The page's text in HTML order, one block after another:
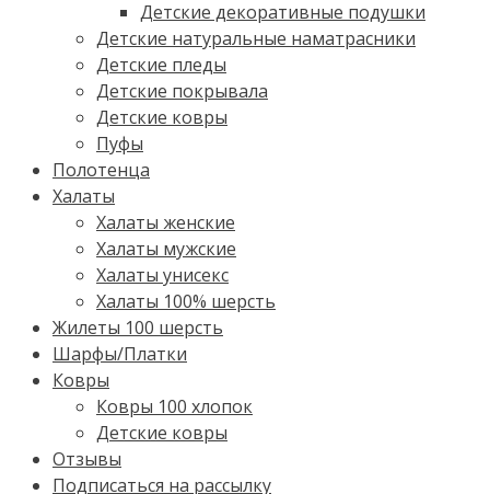
Детские декоративные подушки
Детские натуральные наматрасники
Детские пледы
Детские покрывала
Детские ковры
Пуфы
Полотенца
Халаты
Халаты женские
Халаты мужские
Халаты унисекс
Халаты 100% шерсть
Жилеты 100 шерсть
Шарфы/Платки
Ковры
Ковры 100 хлопок
Детские ковры
Отзывы
Подписаться на рассылку